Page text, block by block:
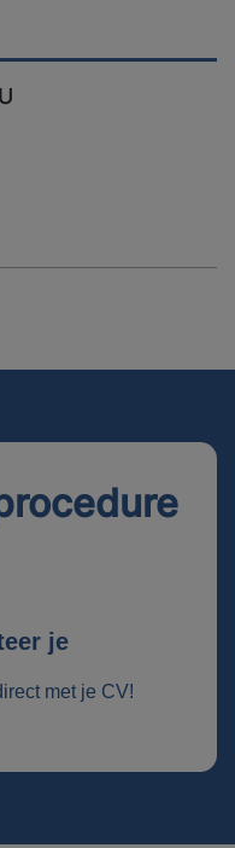
je
met je CV!